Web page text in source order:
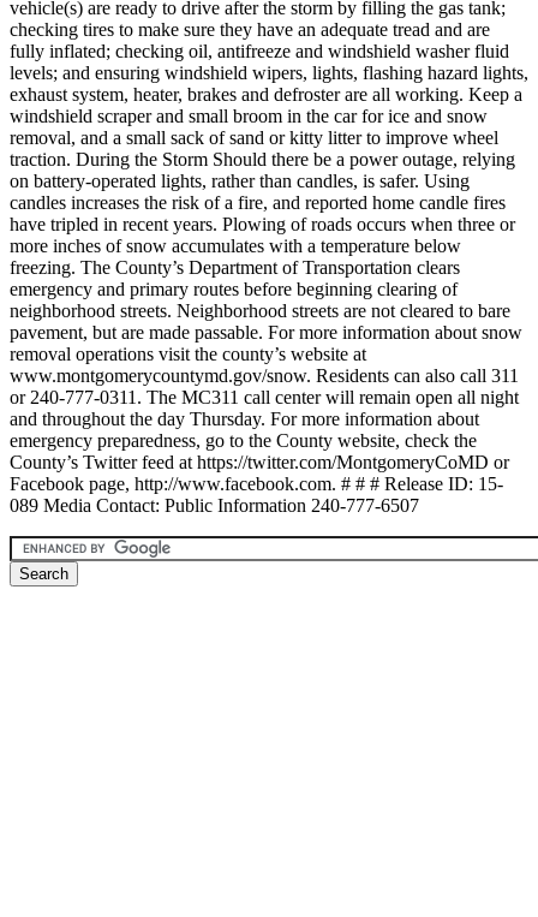
vehicle(s) are ready to drive after the storm by filling the gas tank;
checking tires to make sure they have an adequate tread and are
fully inflated; checking oil, antifreeze and windshield washer fluid
levels; and ensuring windshield wipers, lights, flashing hazard lights,
exhaust system, heater, brakes and defroster are all working. Keep a
windshield scraper and small broom in the car for ice and snow
removal, and a small sack of sand or kitty litter to improve wheel
traction. During the Storm Should there be a power outage, relying
on battery-operated lights, rather than candles, is safer. Using
candles increases the risk of a fire, and reported home candle fires
have tripled in recent years. Plowing of roads occurs when three or
more inches of snow accumulates with a temperature below
freezing. The County’s Department of Transportation clears
emergency and primary routes before beginning clearing of
neighborhood streets. Neighborhood streets are not cleared to bare
pavement, but are made passable. For more information about snow
removal operations visit the county’s website at
www.montgomerycountymd.gov/snow. Residents can also call 311
or 240-777-0311. The MC311 call center will remain open all night
and throughout the day Thursday. For more information about
emergency preparedness, go to the County website, check the
County’s Twitter feed at https://twitter.com/MontgomeryCoMD or
Facebook page, http://www.facebook.com. # # # Release ID: 15-
089 Media Contact: Public Information 240-777-6507